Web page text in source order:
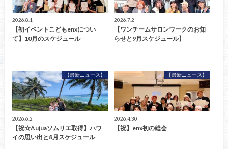
2026.8.1
【初イベントこどもenxについ
て】10月のスケジュール
2026.7.2
【ワンチームサロンワークのお知
らせと9月スケジュール】
【最新ニュース】
2026.6.2
【祝☆Aujuaソムリエ取得】ハワ
イの思い出と8月スケジュール
【最新ニュース】
2026.4.30
【祝】enx初の総会